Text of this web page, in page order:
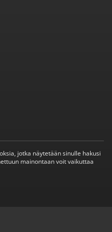
jotka näytetään sinulle hakusi
mainontaan voit vaikuttaa